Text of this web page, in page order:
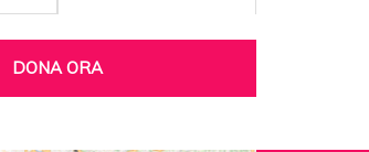
DONA ORA